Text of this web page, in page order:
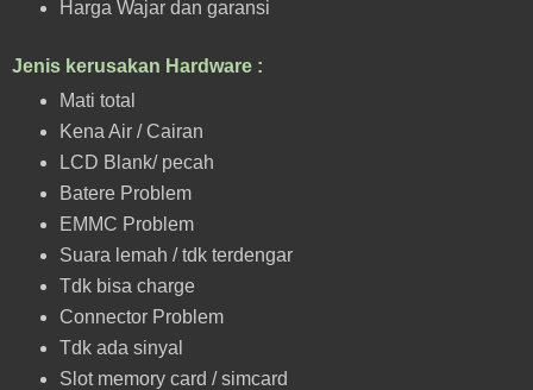
Harga Wajar dan garansi
Jenis kerusakan Hardware :
Mati total
Kena Air / Cairan
LCD Blank/ pecah
Batere Problem
EMMC Problem
Suara lemah / tdk terdengar
Tdk bisa charge
Connector Problem
Tdk ada sinyal
Slot memory card / simcard